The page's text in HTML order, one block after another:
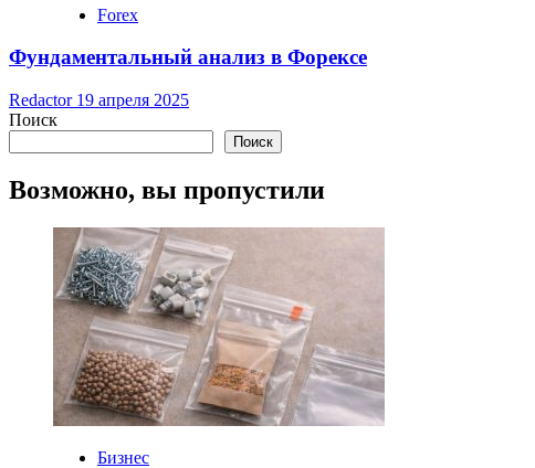
Forex
Фундаментальный анализ в Форексе
Redactor 19 апреля 2025
Поиск
Поиск
Возможно, вы пропустили
Бизнес